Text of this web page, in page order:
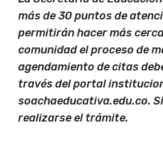
más de 30 puntos de
permitirán hacer más
comunidad el proceso de
agendamiento de citas
través del portal
soachaeducativa.edu.co.
realizarse el trámite.